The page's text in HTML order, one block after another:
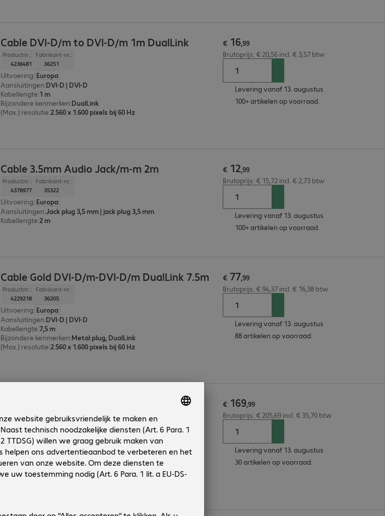
Cable DVI-D/m to DVI-D/m 1m DualLink
Productnr.:
4236481
Fabrikant-nr.:
36251
Uitvoering: Europa
Aansluitingen:DVI-D | DVI-D
Kabellengte:1 m
Bijzondere kenmerken:DualLink
(Max.) resolutie:2.560 x 1.600 pixels bij 60 Hz
€ 16,99
Brutoprijs: € 20,56 incl. € 3,57 btw
Levering vanaf 13. augustus
100+ artikelen op voorraad.
Cable 3.5mm Audio Jack/m-m 2m
Productnr.:
4378977
Fabrikant-nr.:
35322
Uitvoering: Europa
Aansluitingen:Jack plug 3,5 mm | jack plug 3,5 mm
Kabellengte:2 m
€ 12,99
Brutoprijs: € 15,72 incl. € 2,73 btw
Levering vanaf 13. augustus
100+ artikelen op voorraad.
Cable Gold DVI-D/m-DVI-D/m DualLink 7.5m
Productnr.:
4229218
Fabrikant-nr.:
36205
Uitvoering: Europa
Aansluitingen:DVI-D | DVI-D
Kabellengte:7,5 m
Bijzondere kenmerken:Metal plug, DualLink
(Max.) resolutie:2.560 x 1.600 pixels bij 60 Hz
€ 77,99
Brutoprijs: € 94,37 incl. € 16,38 btw
Levering vanaf 13. augustus
88 artikelen op voorraad.
Productnr.: Fabrikant-nr.:
37868
Uitvoering
Europa
Aansluitingen:HDMI (A) | HDMI (A)
Kabellengte:20 m
Bijzondere kenmerken:Metal plug
(Max.) resolutie:3.840 x 2.160 pixels bij 30 Hz
€ 169,99
Brutoprijs: € 205,69 incl. € 35,70 btw
Levering vanaf 13. augustus
30 artikelen op voorraad.